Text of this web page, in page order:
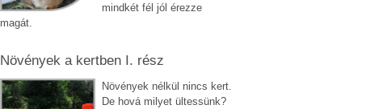
mindkét fél jól érezze
magát.
Növények a kertben I. rész
Növények nélkül nincs kert.
De hová milyet ültessünk?